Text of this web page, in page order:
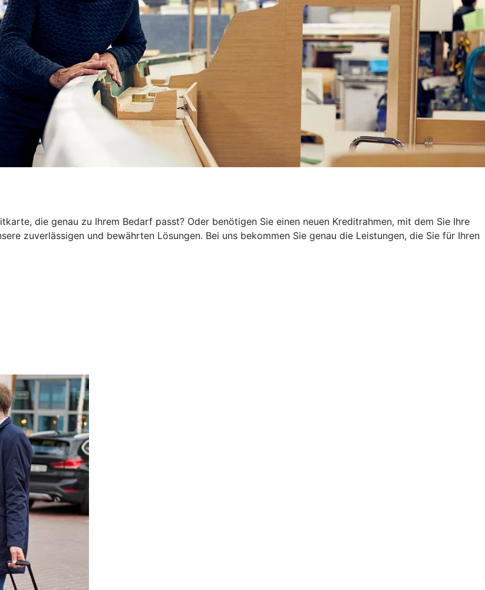
die genau zu Ihrem Bedarf passt? Oder benötigen Sie einen neuen Kreditrahmen, mit dem Sie Ihre
zuverlässigen und bewährten Lösungen. Bei uns bekommen Sie genau die Leistungen, die Sie für Ihren